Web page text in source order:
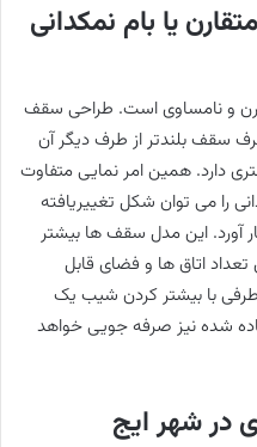
یا بام نمکدانی
و نامساوی است. طراحی سقف
سقف بلندتر از طرف دیگر آن
دارد. همین امر نمایی متفاوت
را می توان شکل تغییریافته
آورد. این مدل سقف ها بیشتر
اتاق ها و فضای قابل
طرفی با بیشتر کردن شیب یک
شده نیز صرفه جویی خواهد
در شهر ایج